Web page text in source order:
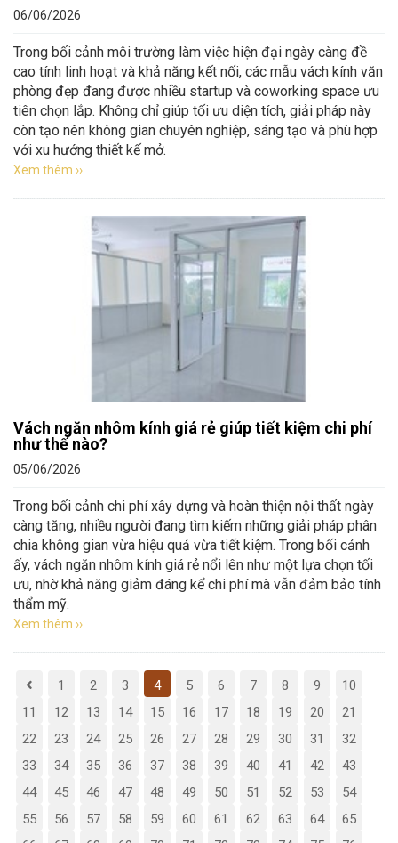
06/06/2026
Trong bối cảnh môi trường làm việc hiện đại ngày càng đề
cao tính linh hoạt và khả năng kết nối, các mẫu vách kính văn
phòng đẹp đang được nhiều startup và coworking space ưu
tiên chọn lắp. Không chỉ giúp tối ưu diện tích, giải pháp này
còn tạo nên không gian chuyên nghiệp, sáng tạo và phù hợp
với xu hướng thiết kế mở.
Xem thêm ››
Vách ngăn nhôm kính giá rẻ giúp tiết kiệm chi phí
như thế nào?
05/06/2026
Trong bối cảnh chi phí xây dựng và hoàn thiện nội thất ngày
càng tăng, nhiều người đang tìm kiếm những giải pháp phân
chia không gian vừa hiệu quả vừa tiết kiệm. Trong bối cảnh
ấy, vách ngăn nhôm kính giá rẻ nổi lên như một lựa chọn tối
ưu, nhờ khả năng giảm đáng kể chi phí mà vẫn đảm bảo tính
thẩm mỹ.
Xem thêm ››
1 2 3 4 5 6 7 8 9
10
11
12 13 14 15 16 17 18 19 20
21
22
23 24 25 26 27 28 29 30 31
32
33
34 35 36 37 38 39 40 41 42
43
44
45 46 47 48 49 50 51 52 53
54
55
56 57 58 59 60 61 62 63 64
65